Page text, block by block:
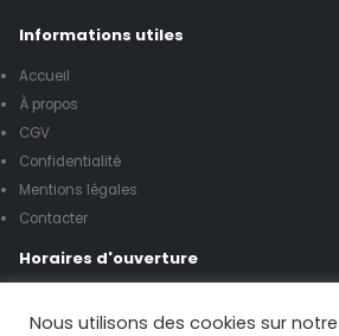
Informations utiles
Accueil
À propos
CGV
Confidentialité
Mentions légales
Contacter
Horaires d'ouverture
Nous utilisons des cookies sur